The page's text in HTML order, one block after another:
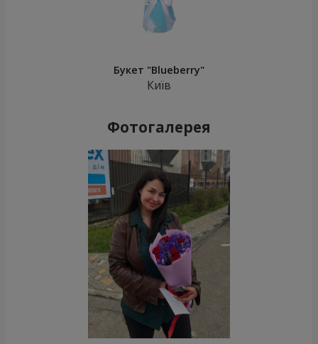
Букет "Blueberry"
Київ
Фотогалерея